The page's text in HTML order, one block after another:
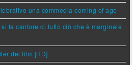
una commedia coming of age
fa cantore di tutto ciò che è marginale
del film [HD]